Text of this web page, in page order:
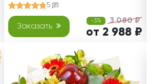
5
Заказать
-3% 3 080 ₽
от 2 988 ₽